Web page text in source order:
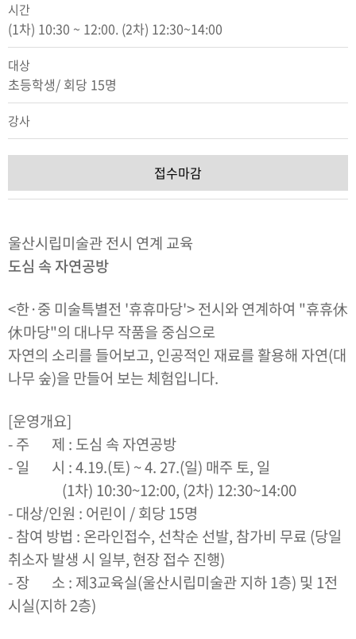
시간
(1차) 10:30 ~ 12:00. (2차) 12:30~14:00
대상
초등학생/ 회당 15명
강사
접수마감
울산시립미술관 전시 연계 교육
도심 속 자연공방
<한·중 미술특별전 '휴휴마당'> 전시와 연계하여 "휴휴休
休마당"의 대나무 작품을 중심으로
자연의 소리를 들어보고, 인공적인 재료를 활용해 자연(대
나무 숲)을 만들어 보는 체험입니다.
[운영개요]
- 주 제 : 도심 속 자연공방
- 일 시 : 4.19.(토) ~ 4. 27.(일) 매주 토, 일
(1차) 10:30~12:00, (2차) 12:30~14:00
- 대상/인원 : 어린이 / 회당 15명
- 참여 방법 : 온라인접수, 선착순 선발, 참가비 무료 (당일
취소자 발생 시 일부, 현장 접수 진행)
- 장 소 : 제3교육실(울산시립미술관 지하 1층) 및 1전
시실(지하 2층)